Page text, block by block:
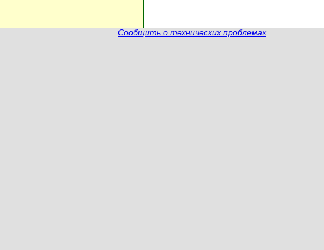
Сообщить о технических проблемах